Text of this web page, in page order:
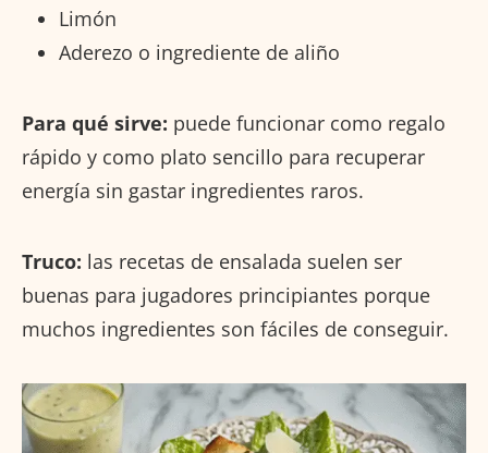
Limón
Aderezo o ingrediente de aliño
Para qué sirve: puede funcionar como regalo
rápido y como plato sencillo para recuperar
energía sin gastar ingredientes raros.
Truco: las recetas de ensalada suelen ser
buenas para jugadores principiantes porque
muchos ingredientes son fáciles de conseguir.